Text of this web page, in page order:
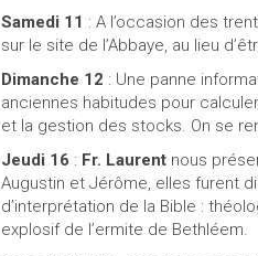
Samedi 11 : A l’occasion des
sur le site de l’Abbaye, au lieu
Dimanche 12 : Une panne
anciennes habitudes pour
et la gestion des stocks. On se
Jeudi 16 : Fr. Laurentnous
Augustin et Jérôme, elles furent
d’interprétation de la Bible :
explosif de l’ermite de Bethléem.